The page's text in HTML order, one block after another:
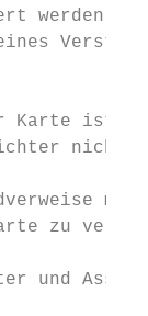
ist nur
nicht
zu
und